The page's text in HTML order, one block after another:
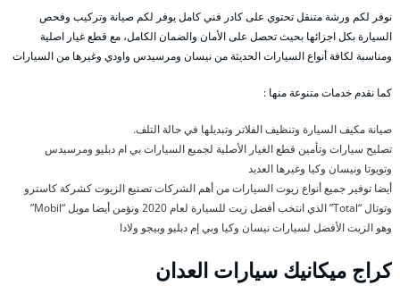
نوفر لكم ورشة متنقل تحتوي على كادر فني كامل يوفر لكم صيانة وتركيب وفحص
السيارة بكل اجزائها بحيث تحصل على الأمان والضمان الكامل، مع قطع غيار اصلية
ومناسبة لكافة أنواع السيارات الحديثة من نيسان ومرسيدس واودي وغيرها من السيارات
كما نقدم خدمات متنوعة منها :
صيانة مكيف السيارة وتنظيف الفلاتر وتبديلها في حالة التلف.
تصليح سيارات وتأمين قطع الغيار الأصلية لجميع السيارات بي ام دبليو ومرسيدس
وتويوتا ونيسان وكيا وغيرها العديد
أيضا توفير جميع أنواع زيوت السيارات من أهم الشركات تصنيع الزيوت كشركة كاسترو
وتوتال “Total” الذي انتخب أفضل زيت للسيارة لعام 2020 ونؤمن أيضا موبل “Mobil”
وهو الزيت الأفضل لسيارات نيسان وكيا وبي إم دبليو وبيجو ولادا
كراج ميكانيك سيارات العدان